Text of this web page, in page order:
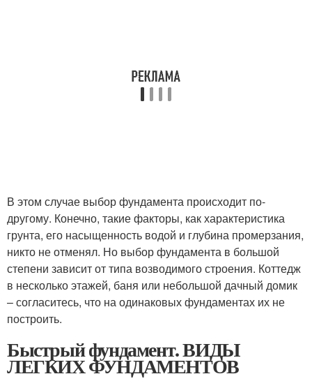
В этом случае выбор фундамента происходит по-
другому. Конечно, такие факторы, как характеристика
грунта, его насыщенность водой и глубина промерзания,
никто не отменял. Но выбор фундамента в большой
степени зависит от типа возводимого строения. Коттедж
в несколько этажей, баня или небольшой дачный домик
– согласитесь, что на одинаковых фундаментах их не
построить.
Быстрый фундамент. ВИДЫ
ЛЕГКИХ ФУНДАМЕНТОВ